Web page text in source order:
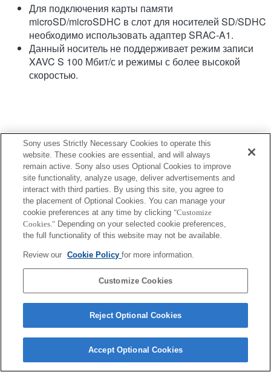
Для подключения карты памяти
microSD/microSDHC в слот для носителей SD/SDHC
необходимо использовать адаптер SRAC-A1.
Данный носитель не поддерживает режим записи
XAVC S 100 Мбит/с и режимы с более высокой
скоростью.
Terms of Use Contact Us
Copyright 2026 Sony Corporation
Sony uses Strictly Necessary Cookies to operate this
website. These cookies are essential, and will always
remain active. Sony also uses Optional Cookies to improve
site functionality, analyze usage, deliver advertisements and
interact with third parties. By using this site, you agree to
the placement of Optional Cookies. You can manage your
cookie preferences at any time by clicking "Customize
Cookies." Depending on your selected cookie preferences,
the full functionality of this website may not be available.
Review our Cookie Policyfor more information.
Customize Cookies
Reject Optional Cookies
Accept Optional Cookies